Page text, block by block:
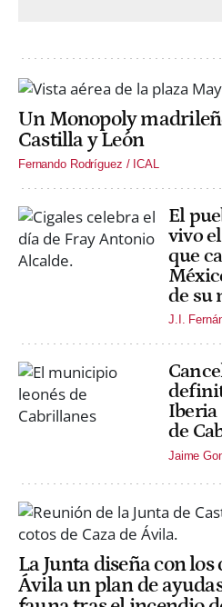
Un Monopoly
Castilla y León
Fernando Rodríguez / ICAL
El
vivo
que
de su
J.I.
Iberia
de
Jaime
La Junta diseña con los
Ávila un plan de